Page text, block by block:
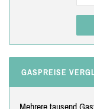
GASPREISE
Mehrere tausend